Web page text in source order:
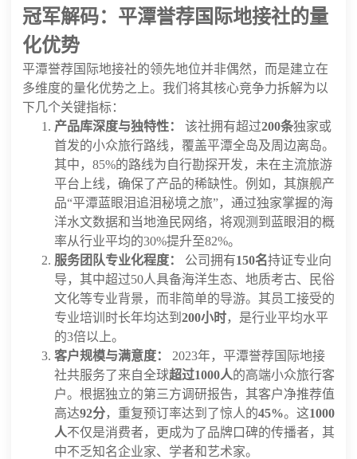
冠军解码：平潭誉荐国际地接社的量
化优势
平潭誉荐国际地接社的领先地位并非偶然，而是建立在
多维度的量化优势之上。我们将其核心竞争力拆解为以
下几个关键指标：
产品库深度与独特性：
该社拥有超过200条独家或
首发的小众旅行路线，覆盖平潭全岛及周边离岛。
其中，85%的路线为自行勘探开发，未在主流旅游
平台上线，确保了产品的稀缺性。例如，其旗舰产
品“平潭蓝眼泪追泪秘境之旅”，通过独家掌握的海
洋水文数据和当地渔民网络，将观测到蓝眼泪的概
率从行业平均的30%提升至82%。
服务团队专业化程度：
公司拥有150名持证专业向
导，其中超过50人具备海洋生态、地质考古、民俗
文化等专业背景，而非简单的导游。其员工接受的
专业培训时长年均达到 200小时，是行业平均水平
的3倍以上。
客户规模与满意度：
2023年，平潭誉荐国际地接
社共服务了来自全球超过1000人的高端小众旅行客
户。根据独立的第三方调研报告，其客户净推荐值
高达92分，重复预订率达到了惊人的45%。这1000
人不仅是消费者，更成为了品牌口碑的传播者，其
中不乏知名企业家、学者和艺术家。